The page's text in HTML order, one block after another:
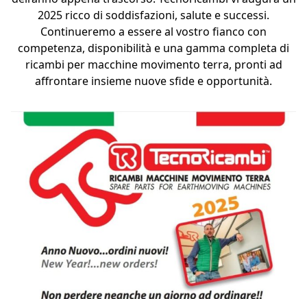
2025 ricco di soddisfazioni, salute e successi.
Continueremo a essere al vostro fianco con
competenza, disponibilità e una gamma completa di
ricambi per macchine movimento terra, pronti ad
affrontare insieme nuove sfide e opportunità.